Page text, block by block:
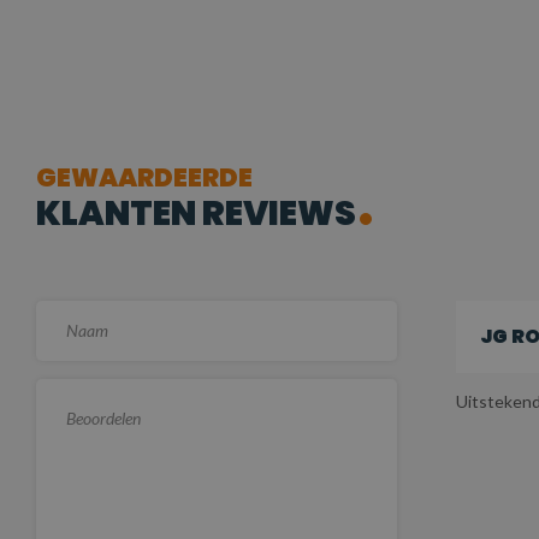
GEWAARDEERDE
KLANTEN REVIEWS
JG
Uitstekend